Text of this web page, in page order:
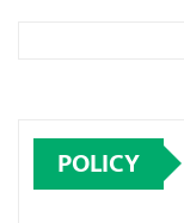
POLICY